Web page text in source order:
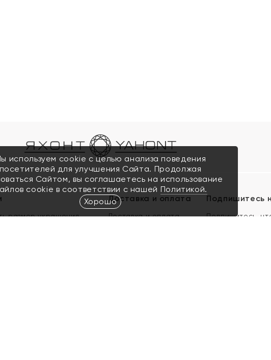
размер украшения
Доставка и оплата
Доставка и оплата
Подпишитесь
Подпишитесь,
используем cookie с целью анализа поведения
посетителей для улучшения Сайта. Продолжая
Сайтом, вы соглашаетесь на использование
cookie в соответствии с нашей Политикой.
Хорошо